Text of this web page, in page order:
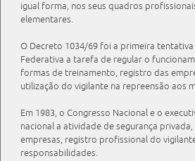
igual forma, nos seus quadros
elementares.
O Decreto 1034/69 foi a primeira
Federativa a tarefa de regular o
formas de treinamento, registro das
utilização do vigilante na repreensão aos
Em 1983, o Congresso Nacional e o
nacional a atividade de segurança
empresas, registro profissional do
responsabilidades.